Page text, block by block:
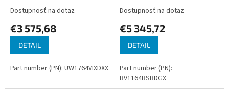
Dostupnosť na dotaz
€3 575,68
DETAIL
Part number (PN): UW1764VIXDXX
Dostupnosť na dotaz
€5 345,72
DETAIL
Part number (PN):
BV1164BSBDGX